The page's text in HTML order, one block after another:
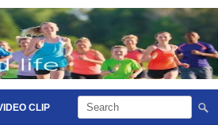
CLIP